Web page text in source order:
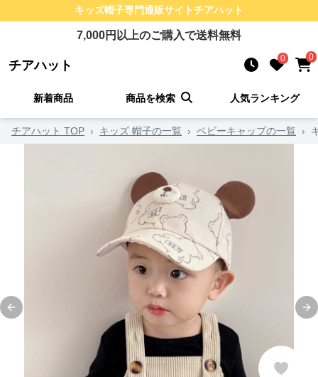
キッズ帽子専門通販サイトチアハット
7,000円以上のご購入で送料無料
チアハット 0 0
新着商品 商品を検索 人気ランキング
チアハット TOP › キッズ 帽子の一覧 › ベビーキャップの一覧 ›
Previous slide